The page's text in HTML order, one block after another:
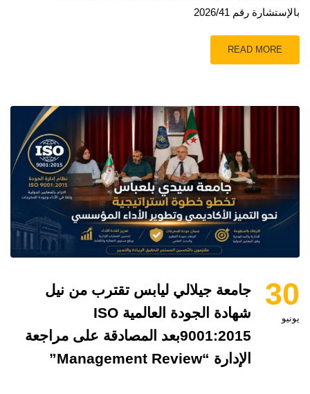
بالإستشارة رقم 2026/41
READ MORE
30
يونيو
جامعة جيلالي ليابس تقترب من نيل
شهادة الجودة العالمية ISO
9001:2015بعد المصادقة على مراجعة
الإدارة “Management Review”